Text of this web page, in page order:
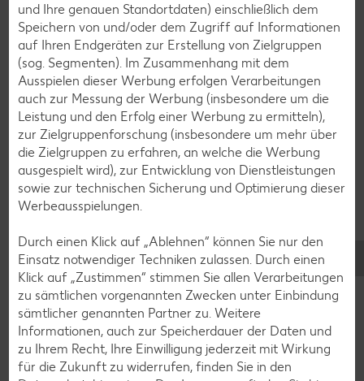
Erdbeer-Rezepte
Blaubeer-Rezepte
Bananen-Rezepte
Zurück zu allen Rezepten
und Ihre genauen Standortdaten) einschließlich dem
Speichern von und/oder dem Zugriff auf Informationen
auf Ihren Endgeräten zur Erstellung von Zielgruppen
(sog. Segmenten). Im Zusammenhang mit dem
Ausspielen dieser Werbung erfolgen Verarbeitungen
auch zur Messung der Werbung (insbesondere um die
Leistung und den Erfolg einer Werbung zu ermitteln),
zur Zielgruppenforschung (insbesondere um mehr über
die Zielgruppen zu erfahren, an welche die Werbung
ausgespielt wird), zur Entwicklung von Dienstleistungen
sowie zur technischen Sicherung und Optimierung dieser
Werbeausspielungen.
Durch einen Klick auf „Ablehnen“ können Sie nur den
Einsatz notwendiger Techniken zulassen. Durch einen
Klick auf „Zustimmen“ stimmen Sie allen Verarbeitungen
zu sämtlichen vorgenannten Zwecken unter Einbindung
sämtlicher genannten Partner zu. Weitere
Informationen, auch zur Speicherdauer der Daten und
zu Ihrem Recht, Ihre Einwilligung jederzeit mit Wirkung
für die Zukunft zu widerrufen, finden Sie in den